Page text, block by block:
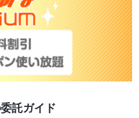
託ガイド